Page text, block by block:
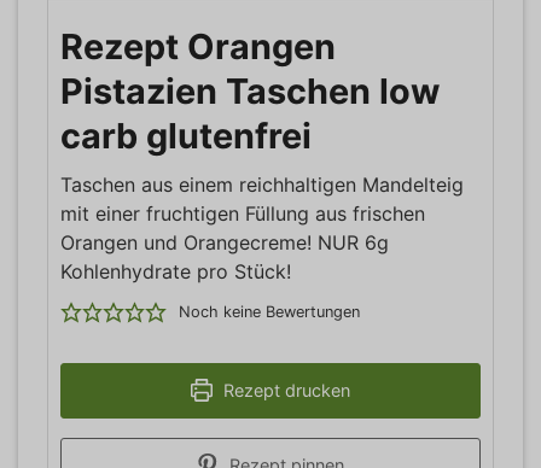
Rezept Orangen
Pistazien Taschen low
carb glutenfrei
Taschen aus einem reichhaltigen Mandelteig
mit einer fruchtigen Füllung aus frischen
Orangen und Orangecreme! NUR 6g
Kohlenhydrate pro Stück!
Noch keine Bewertungen
Rezept drucken